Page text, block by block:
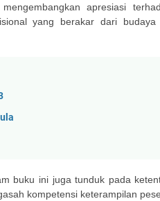
apresiasi
yang berakar dari budaya
buku ini juga tunduk pada
kompetensi keterampilan